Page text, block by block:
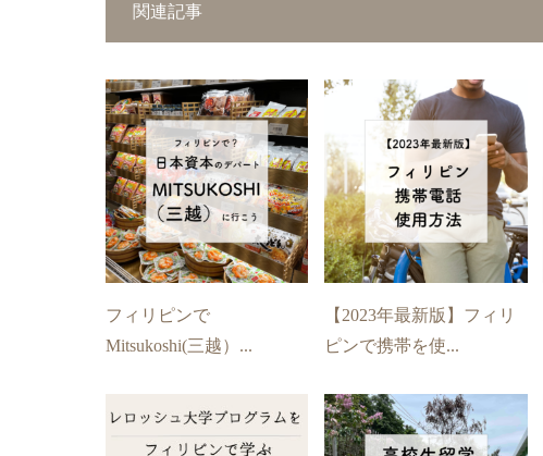
関連記事
フィリピンで
Mitsukoshi(三越）...
【2023年最新版】フィリ
ピンで携帯を使...